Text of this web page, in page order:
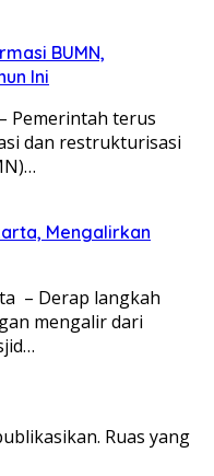
BUMN,
Ini
– Pemerintah terus
dan restrukturisasi
Mengalirkan
– Derap langkah
mengalir dari
Ruas yang